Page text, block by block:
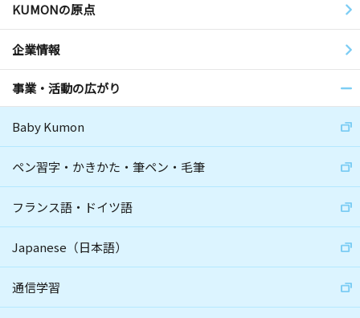
KUMONの原点
企業情報
事業・活動の広がり
Baby Kumon
ペン習字・かきかた・筆ペン・毛筆
フランス語・ドイツ語
Japanese（日本語）
通信学習